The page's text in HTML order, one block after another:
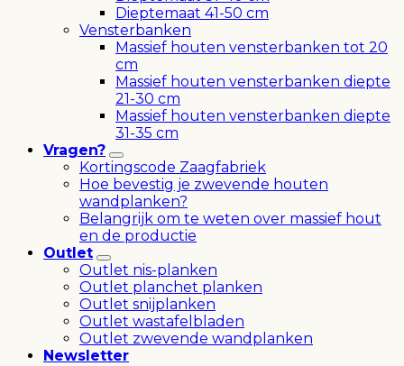
Dieptemaat 41-50 cm
Vensterbanken
Massief houten vensterbanken tot 20
cm
Massief houten vensterbanken diepte
21-30 cm
Massief houten vensterbanken diepte
31-35 cm
Vragen?
Kortingscode Zaagfabriek
Hoe bevestig je zwevende houten
wandplanken?
Belangrijk om te weten over massief hout
en de productie
Outlet
Outlet nis-planken
Outlet planchet planken
Outlet snijplanken
Outlet wastafelbladen
Outlet zwevende wandplanken
Newsletter